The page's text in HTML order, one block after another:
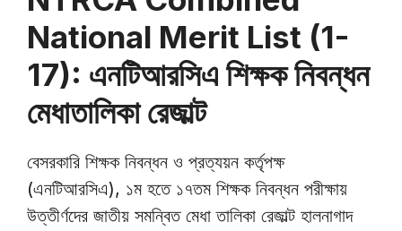
National Merit List (1-
17): এনটিআরসিএ শিক্ষক নিবন্ধন
মেধাতালিকা রেজাল্ট
বেসরকারি শিক্ষক নিবন্ধন ও প্রত্যয়ন কর্তৃপক্ষ
(এনটিআরসিএ), ১ম হতে ১৭তম শিক্ষক নিবন্ধন পরীক্ষায়
উত্তীর্ণদের জাতীয় সমন্বিত মেধা তালিকা রেজাল্ট হালনাগাদ